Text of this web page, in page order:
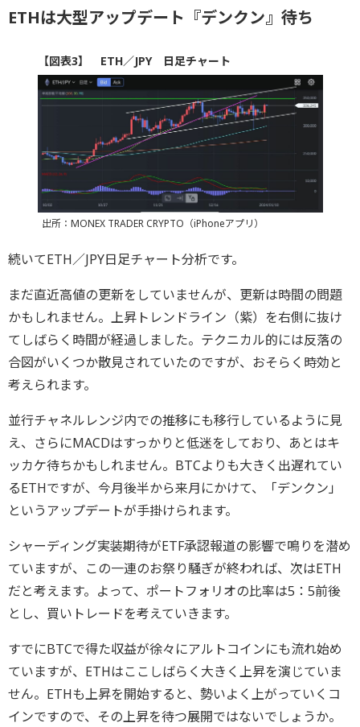
ETHは大型アップデート『デンクン』待ち
【図表3】 ETH／JPY 日足チャート
出所：MONEX TRADER CRYPTO（iPhoneアプリ）
続いてETH／JPY日足チャート分析です。
まだ直近高値の更新をしていませんが、更新は時間の問題
かもしれません。上昇トレンドライン（紫）を右側に抜け
てしばらく時間が経過しました。テクニカル的には反落の
合図がいくつか散見されていたのですが、おそらく時効と
考えられます。
並行チャネルレンジ内での推移にも移行しているように見
え、さらにMACDはすっかりと低迷をしており、あとはキ
ッカケ待ちかもしれません。BTCよりも大きく出遅れてい
るETHですが、今月後半から来月にかけて、「デンクン」
というアップデートが手掛けられます。
シャーディング実装期待がETF承認報道の影響で鳴りを潜め
ていますが、この一連のお祭り騒ぎが終われば、次はETH
だと考えます。よって、ポートフォリオの比率は5：5前後
とし、買いトレードを考えていきます。
すでにBTCで得た収益が徐々にアルトコインにも流れ始め
ていますが、ETHはここしばらく大きく上昇を演じていま
せん。ETHも上昇を開始すると、勢いよく上がっていくコ
インですので、その上昇を待つ展開ではないでしょうか。